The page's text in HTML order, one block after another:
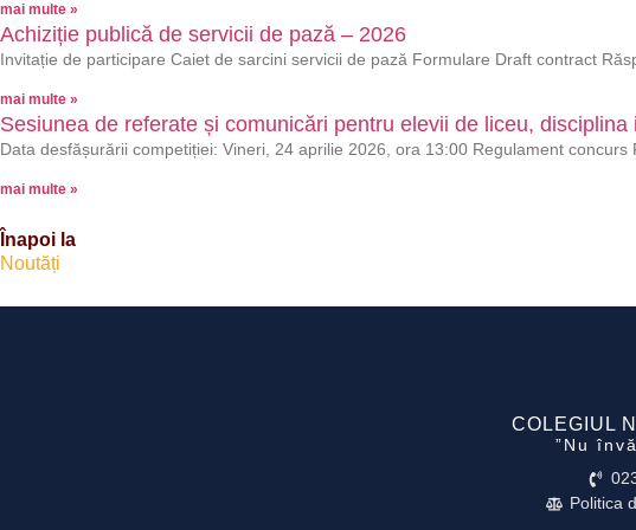
mai multe »
Achiziție publică de servicii de pază – 2026
Invitație de participare Caiet de sarcini servicii de pază Formulare Draft contract
mai multe »
Sesiunea de referate și comunicări pentru elevii de liceu, disciplina
Data desfășurării competiției: Vineri, 24 aprilie 2026, ora 13:00 Regulament concurs
mai multe »
Înapoi la
Noutăți
COLEGIUL
”Nu
Politica